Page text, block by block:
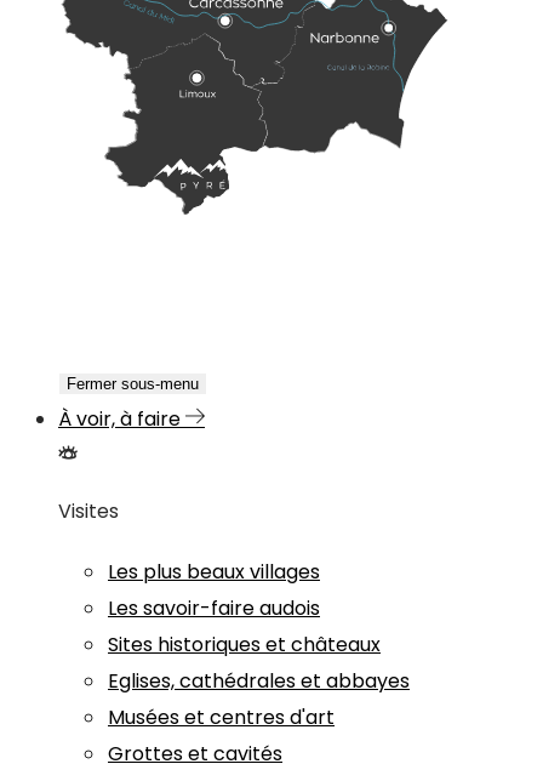
Fermer sous-menu
À voir, à faire
Visites
Les plus beaux villages
Les savoir-faire audois
Sites historiques et châteaux
Eglises, cathédrales et abbayes
Musées et centres d'art
Grottes et cavités